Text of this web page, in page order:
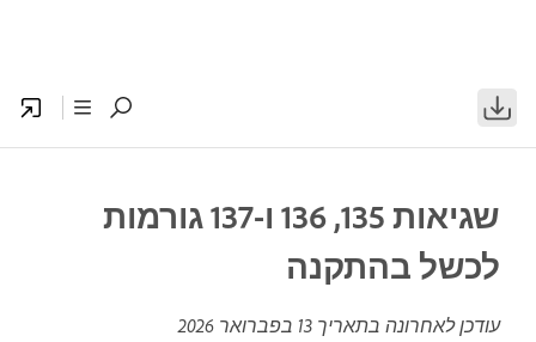
שגיאות 135, 136 ו-137 גורמות
לכשל בהתקנה
עודכן לאחרונה בתאריך 13 בפברואר 2026